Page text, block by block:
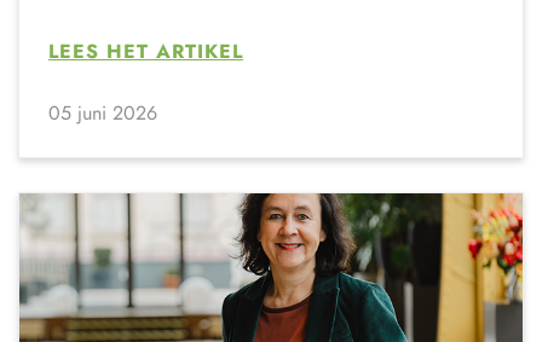
LEES HET ARTIKEL
05 juni 2026